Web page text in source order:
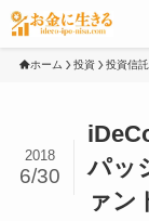
ホーム 投資 投資信託
パッ
ァン
2018
6/30